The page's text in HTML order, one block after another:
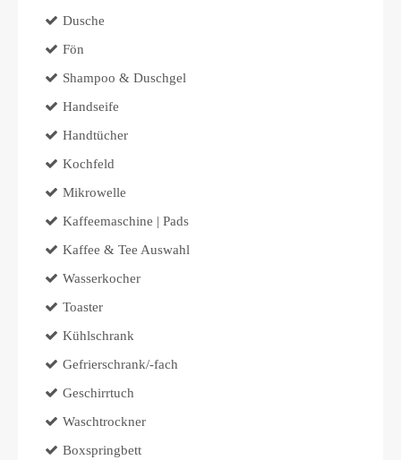
Dusche
Fön
Shampoo & Duschgel
Handseife
Handtücher
Kochfeld
Mikrowelle
Kaffeemaschine | Pads
Kaffee & Tee Auswahl
Wasserkocher
Toaster
Kühlschrank
Gefrierschrank/-fach
Geschirrtuch
Waschtrockner
Boxspringbett